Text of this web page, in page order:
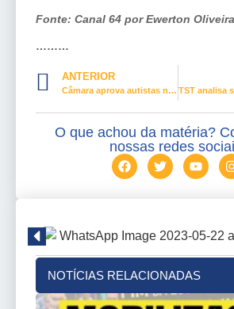
Fonte: Canal 64 por Ewerton Oliveira
………
ANTERIOR
Câmara aprova autistas no mercado de trabalho
O que achou da matéria?
nossas redes
NOTÍCIAS RELACIONADAS